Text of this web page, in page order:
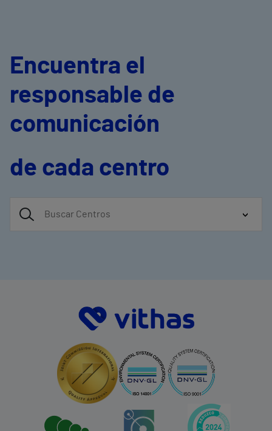
Encuentra el
responsable de
comunicación
de cada centro